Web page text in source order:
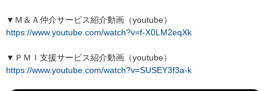
▼Ｍ＆Ａ仲介サービス紹介動画（youtube）
https://www.youtube.com/watch?v=f-X0LM2eqXk
▼ＰＭＩ支援サービス紹介動画（youtube）
https://www.youtube.com/watch?v=SUSEY3f3a-k